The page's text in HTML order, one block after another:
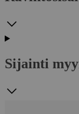
Sijainti